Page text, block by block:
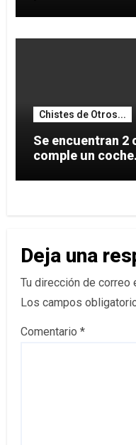
Chistes de Otros...
Se encuentran 2 chinos: El
comple un coche.
Deja una
Tu dirección de correo
Los campos
Comentario *